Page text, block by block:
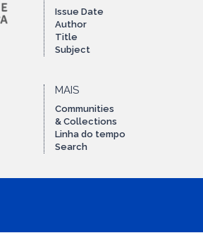
Issue Date
Author
Title
Subject
MAIS
Communities
& Collections
Linha do tempo
Search